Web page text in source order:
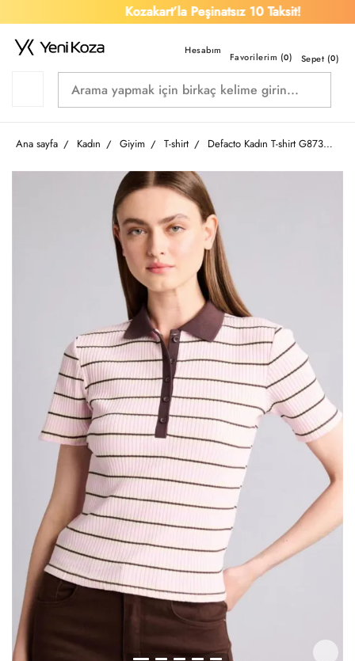
Kozakart’la Peşinatsız 10 Taksit!
Favorilerim (0) Sepet (0)
Ana sayfa Kadın Giyim T-shirt Defacto Kadın T-shirt G8733AX/PN38